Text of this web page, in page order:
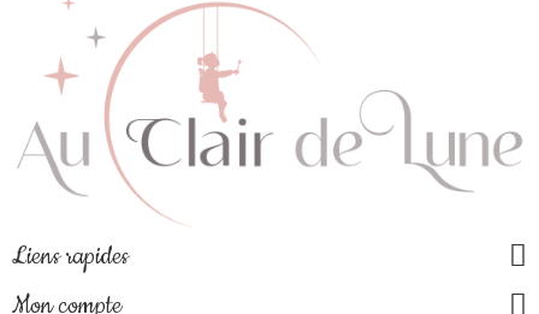
Liens rapides
Mon compte